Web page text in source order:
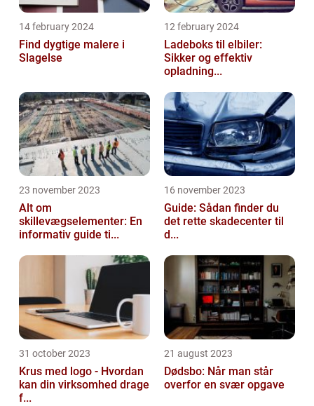
14 february 2024
Find dygtige malere i
Slagelse
12 february 2024
Ladeboks til elbiler:
Sikker og effektiv
opladning...
23 november 2023
Alt om
skillevægselementer: En
informativ guide ti...
16 november 2023
Guide: Sådan finder du
det rette skadecenter til
d...
31 october 2023
Krus med logo - Hvordan
kan din virksomhed drage
f...
21 august 2023
Dødsbo: Når man står
overfor en svær opgave